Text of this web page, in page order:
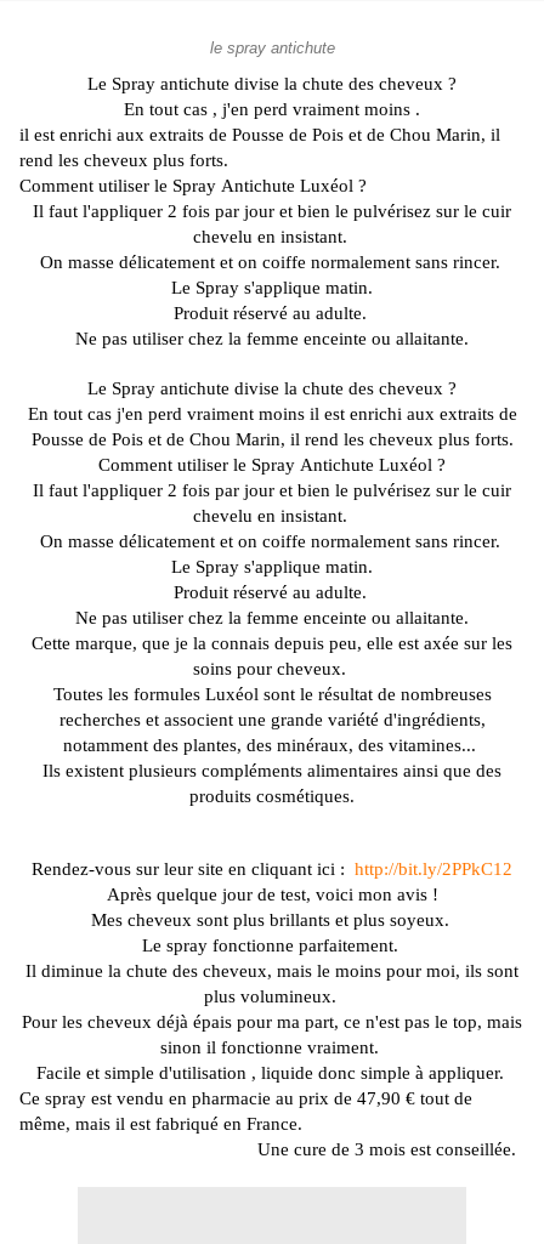
le spray antichute
Le Spray antichute divise la chute des cheveux ?
En tout cas , j'en perd vraiment moins .
il est enrichi aux extraits de Pousse de Pois et de Chou Marin, il
rend les cheveux plus forts.
Comment utiliser le Spray Antichute Luxéol ?
Il faut l'appliquer 2 fois par jour et bien le pulvérisez sur le cuir
chevelu en insistant.
On masse délicatement et on coiffe normalement sans rincer.
Le Spray s'applique matin.
Produit réservé au adulte.
Ne pas utiliser chez la femme enceinte ou allaitante.
Le Spray antichute divise la chute des cheveux ?
En tout cas j'en perd vraiment moins il est enrichi aux extraits de
Pousse de Pois et de Chou Marin, il rend les cheveux plus forts.
Comment utiliser le Spray Antichute Luxéol ?
Il faut l'appliquer 2 fois par jour et bien le pulvérisez sur le cuir
chevelu en insistant.
On masse délicatement et on coiffe normalement sans rincer.
Le Spray s'applique matin.
Produit réservé au adulte.
Ne pas utiliser chez la femme enceinte ou allaitante.
Cette marque, que je la connais depuis peu, elle est axée sur les
soins pour cheveux.
Toutes les formules Luxéol sont le résultat de nombreuses
recherches et associent une grande variété d'ingrédients,
notamment des plantes, des minéraux, des vitamines...
Ils existent plusieurs compléments alimentaires ainsi que des
produits cosmétiques.
Rendez-vous sur leur site en cliquant ici : http://bit.ly/2PPkC12
Après quelque jour de test, voici mon avis !
Mes cheveux sont plus brillants et plus soyeux.
Le spray fonctionne parfaitement.
Il diminue la chute des cheveux, mais le moins pour moi, ils sont
plus volumineux.
Pour les cheveux déjà épais pour ma part, ce n'est pas le top, mais
sinon il fonctionne vraiment.
Facile et simple d'utilisation , liquide donc simple à appliquer.
Ce spray est vendu en pharmacie au prix de 47,90 € tout de
même, mais il est fabriqué en France.
Une cure de 3 mois est conseillée.